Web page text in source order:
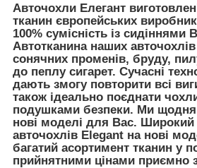
Авточохли Елегант
тканин європейських
100% сумісність із сидіннями
Автотканина наших
сонячних променів, бруду,
до пеплу сигарет. Сучасні
дають змогу повторити всі
також ідеально поєднати
подушками безпеки. Ми
нові моделі для Вас.
авточохлів Elegant на нові
багатий асортимент тканин у
прийнятними цінами приємно